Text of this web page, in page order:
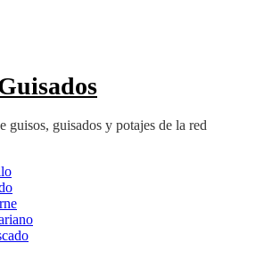
guisos, guisados y potajes de la red